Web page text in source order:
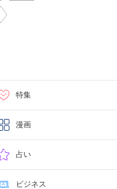
特集
漫画
占い
ビジネス